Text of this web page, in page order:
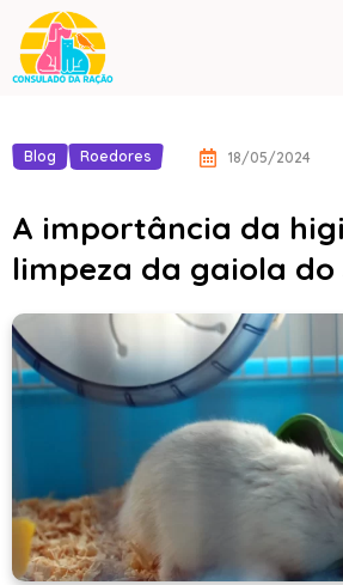
Blog Roedores 18/05/2024
A importância da
limpeza da gaiola do